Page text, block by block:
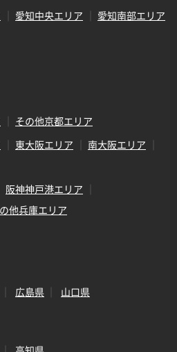
愛知中央エリア
愛知南部エリア
その他京都エリア
東大阪エリア
南大阪エリア
阪神神戸港エリア
他兵庫エリア
広島県 山口県